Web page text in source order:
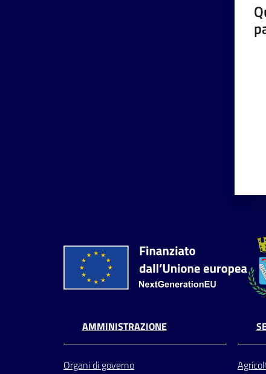
AMMINISTRAZIONE
Organi di governo